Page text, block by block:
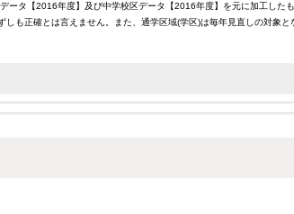
ータ【2016年度】及び中学校区データ【2016年度】を元に加工した
も正確とは言えません。また、通学区域(学区)は毎年見直しの対象